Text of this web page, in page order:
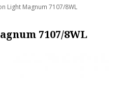
Light Magnum 7107/8WL
7107/8WL